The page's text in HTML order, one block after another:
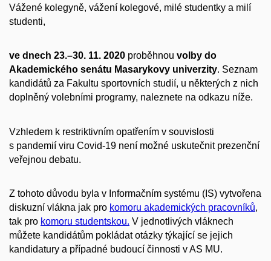
Vážené kolegyně, vážení kolegové, milé studentky a milí
studenti,
ve dnech 23.–30. 11. 2020 proběhnou volby do
Akademického senátu Masarykovy univerzity. Seznam
kandidátů za Fakultu sportovních studií, u některých z nich
doplněný volebními programy, naleznete na odkazu níže.
Vzhledem k restriktivním opatřením v souvislosti
s pandemií viru Covid-19 není možné uskutečnit prezenční
veřejnou debatu.
Z tohoto důvodu byla v Informačním systému (IS) vytvořena
diskuzní vlákna jak pro komoru akademických pracovníků,
tak pro komoru studentskou. V jednotlivých vláknech
můžete kandidátům pokládat otázky týkající se jejich
kandidatury a případné budoucí činnosti v AS MU.